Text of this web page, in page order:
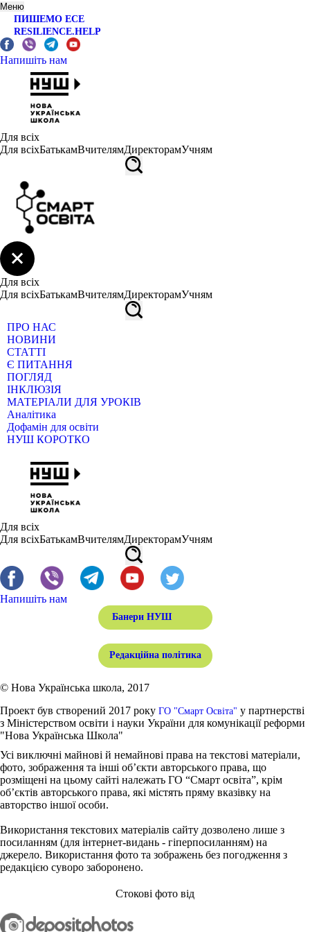
Меню
ПИШЕМО ЕСЕ
RESILIENCE.HELP
Напишіть нам
Для всіх
Для всіхБатькамВчителямДиректорамУчням
Для всіх
Для всіхБатькамВчителямДиректорамУчням
ПРО НАС
НОВИНИ
СТАТТІ
Є ПИТАННЯ
ПОГЛЯД
ІНКЛЮЗІЯ
МАТЕРІАЛИ ДЛЯ УРОКІВ
Аналітика
Дофамін для освіти
НУШ КОРОТКО
Для всіх
Для всіхБатькамВчителямДиректорамУчням
Напишіть нам
Банери НУШ
Редакційна політика
© Нова Українська школа, 2017
Проект був створений 2017 року ГО "Смарт Освіта" у партнерстві
з Міністерством освіти і науки України для комунікації реформи
"Нова Українська Школа"
Усі виключні майнові й немайнові права на текстові матеріали,
фото, зображення та інші об’єкти авторського права, що
розміщені на цьому сайті належать ГО “Смарт освіта”, крім
об’єктів авторського права, які містять пряму вказівку на
авторство іншої особи.
Використання текстових матеріалів сайту дозволено лише з
посиланням (для інтернет-видань - гіперпосиланням) на
джерело. Використання фото та зображень без погодження з
редакцією суворо заборонено.
Стокові фото від